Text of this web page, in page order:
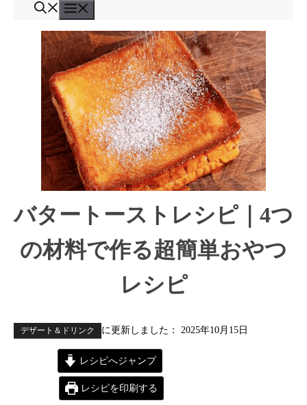
ュ
ー
バタートーストレシピ｜4つ
の材料で作る超簡単おやつ
レシピ
デザート＆ドリンク に更新しました： 2025年10月15日
レシピへジャンプ
レシピを印刷する